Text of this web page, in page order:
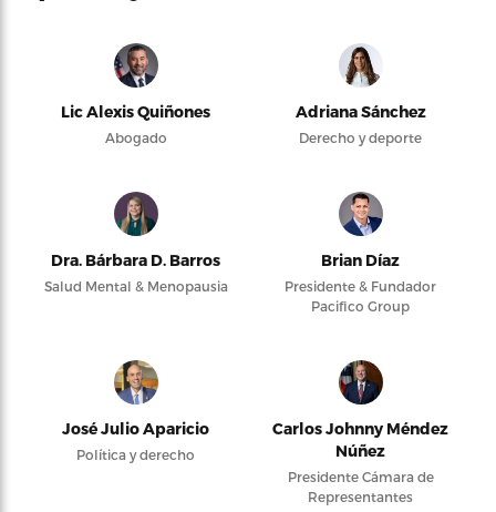
Lic Alexis Quiñones
Abogado
Adriana Sánchez
Derecho y deporte
Dra. Bárbara D. Barros
Salud Mental & Menopausia
Brian Díaz
Presidente & Fundador
Pacifico Group
José Julio Aparicio
Política y derecho
Carlos Johnny Méndez
Núñez
Presidente Cámara de
Representantes